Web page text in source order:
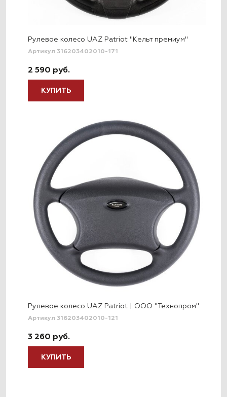
Рулевое колесо UAZ Patriot "Кельт премиум"
Артикул 316203402010-171
2 590 руб.
КУПИТЬ
Рулевое колесо UAZ Patriot | ООО "Технопром"
Артикул 316203402010-121
3 260 руб.
КУПИТЬ